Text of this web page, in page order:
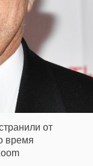
от
время